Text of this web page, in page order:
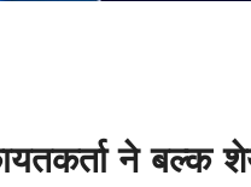
ने बल्क